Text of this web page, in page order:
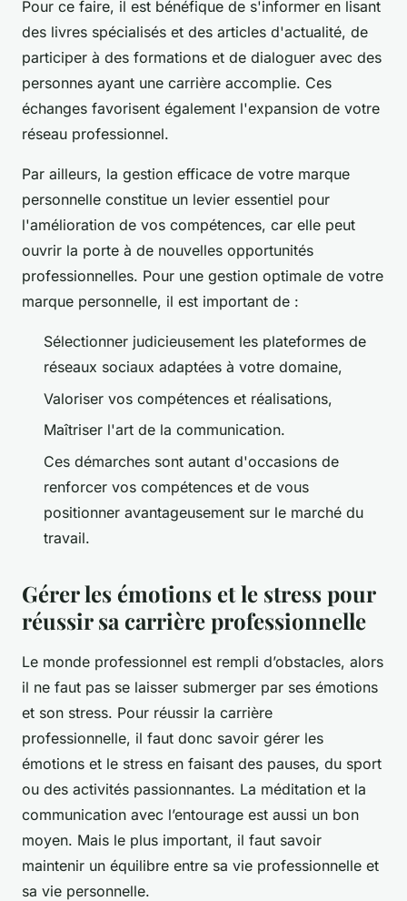
Pour ce faire, il est bénéfique de s'informer en lisant
des livres spécialisés et des articles d'actualité, de
participer à des formations et de dialoguer avec des
personnes ayant une carrière accomplie. Ces
échanges favorisent également l'expansion de votre
réseau professionnel.
Par ailleurs, la gestion efficace de votre marque
personnelle constitue un levier essentiel pour
l'amélioration de vos compétences, car elle peut
ouvrir la porte à de nouvelles opportunités
professionnelles. Pour une gestion optimale de votre
marque personnelle, il est important de :
Sélectionner judicieusement les plateformes de
réseaux sociaux adaptées à votre domaine,
Valoriser vos compétences et réalisations,
Maîtriser l'art de la communication.
Ces démarches sont autant d'occasions de
renforcer vos compétences et de vous
positionner avantageusement sur le marché du
travail.
Gérer les émotions et le stress pour
réussir sa carrière professionnelle
Le monde professionnel est rempli d’obstacles, alors
il ne faut pas se laisser submerger par ses émotions
et son stress. Pour réussir la carrière
professionnelle, il faut donc savoir gérer les
émotions et le stress en faisant des pauses, du sport
ou des activités passionnantes. La méditation et la
communication avec l’entourage est aussi un bon
moyen. Mais le plus important, il faut savoir
maintenir un équilibre entre sa vie professionnelle et
sa vie personnelle.